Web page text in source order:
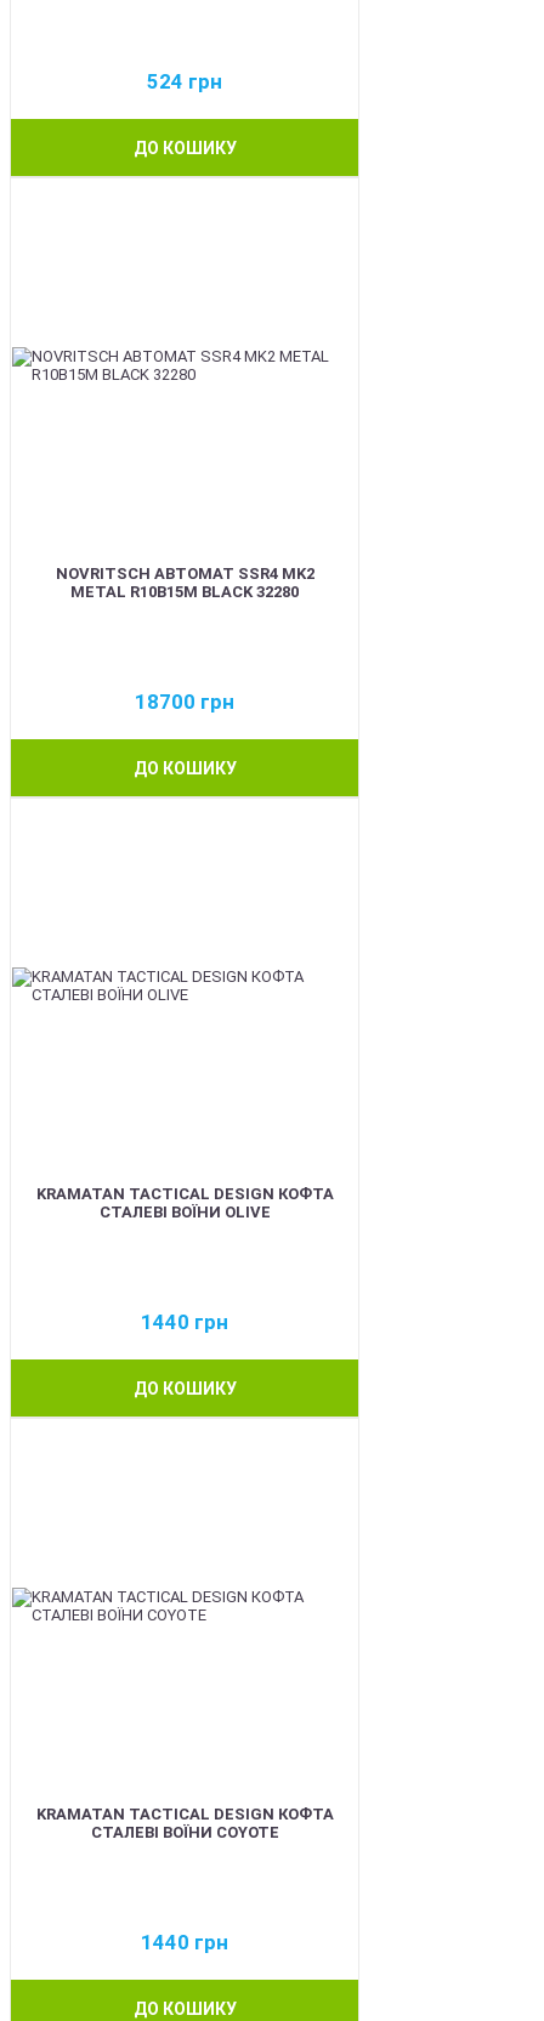
524 грн
ДО КОШИКУ
NOVRITSCH АВТОМАТ SSR4 MK2
METAL R10B15M BLACK 32280
18700 грн
ДО КОШИКУ
KRAMATAN TACTICAL DESIGN КОФТА
СТАЛЕВІ ВОЇНИ OLIVE
1440 грн
ДО КОШИКУ
KRAMATAN TACTICAL DESIGN КОФТА
СТАЛЕВІ ВОЇНИ COYOTE
1440 грн
ДО КОШИКУ